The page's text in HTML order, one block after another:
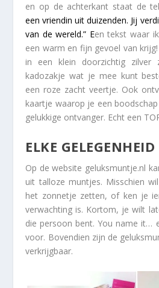
en op de achterkant staat de
een vriendin uit duizenden. Jij
van de wereld.” Een tekst waar
een warm en fijn gevoel van
in een klein doorzichtig zilver
kadozakje wat je mee kunt
een roze zacht veertje. Ook
kaartje waarop je een
gelukkige ontvanger. Echt een
ELKE GELEGENHEID
Op de website geluksmuntje.nl
uit talloze muntjes. Misschien
het zonnetje zetten, of ken je
verwachting is. Kortom, je wilt
die persoon bent. You name it…
voor. Bovendien zijn de
verkrijgbaar.